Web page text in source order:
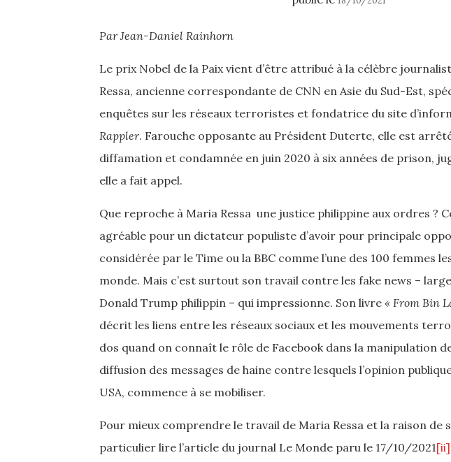
Par Jean-Daniel Rainhorn
Le prix Nobel de la Paix vient d’être attribué à la célèbre
Ressa, ancienne correspondante de CNN en Asie du Sud-Est,
enquêtes sur les réseaux terroristes et fondatrice du site
Rappler. Farouche opposante au Président Duterte, elle est
diffamation et condamnée en juin 2020 à six années de prison,
elle a fait appel.
Que reproche à Maria Ressa une justice philippine aux ordres ?
agréable pour un dictateur populiste d’avoir pour principale
considérée par le Time ou la BBC comme l’une des 100 femmes
monde. Mais c’est surtout son travail contre les fake news –
Donald Trump philippin – qui impressionne. Son livre « From Bin
décrit les liens entre les réseaux sociaux et les mouvements
dos quand on connaît le rôle de Facebook dans la manipulation
diffusion des messages de haine contre lesquels l’opinion
USA, commence à se mobiliser.
Pour mieux comprendre le travail de Maria Ressa et la raison de
particulier lire l’article du journal Le Monde paru le 17/10/2021[ii]